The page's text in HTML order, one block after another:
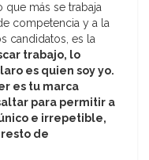
más se trabaja
competencia y a la
candidatos, es la
trabajo, lo
es quien soy yo.
es tu marca
para permitir a
e irrepetible,
de